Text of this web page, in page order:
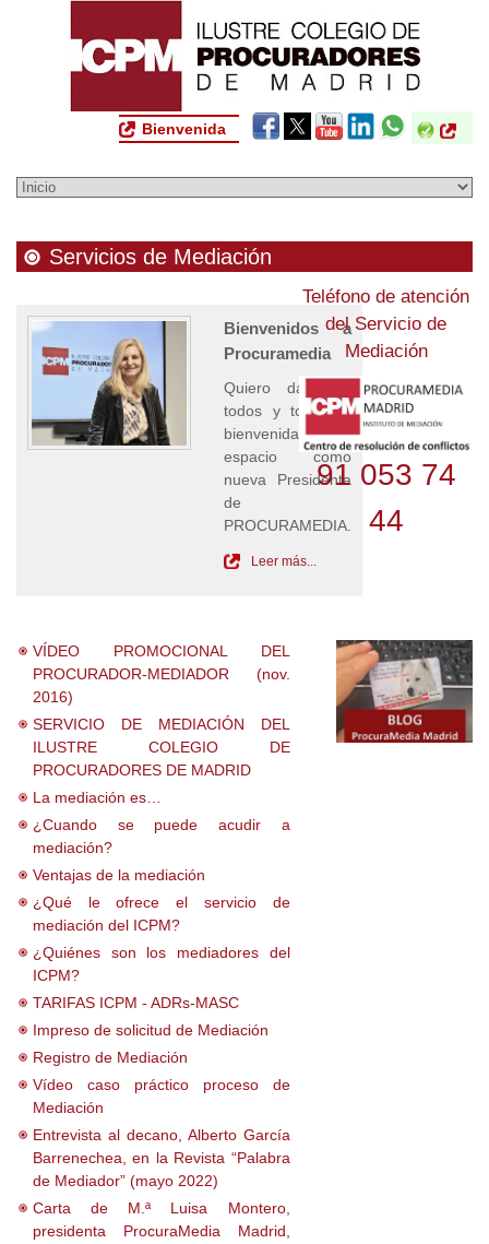
Bienvenida
Servicios de Mediación
Bienvenidos a
Procuramedia
Quiero daros a
todos y todas la
bienvenida a este
espacio como
nueva Presidenta
de
PROCURAMEDIA.
Leer más...
Teléfono de atención
del Servicio de
Mediación
91 053 74
44
VÍDEO PROMOCIONAL DEL
PROCURADOR-MEDIADOR (nov.
2016)
SERVICIO DE MEDIACIÓN DEL
ILUSTRE COLEGIO DE
PROCURADORES DE MADRID
La mediación es…
¿Cuando se puede acudir a
mediación?
Ventajas de la mediación
¿Qué le ofrece el servicio de
mediación del ICPM?
¿Quiénes son los mediadores del
ICPM?
TARIFAS ICPM - ADRs-MASC
Impreso de solicitud de Mediación
Registro de Mediación
Vídeo caso práctico proceso de
Mediación
Entrevista al decano, Alberto García
Barrenechea, en la Revista “Palabra
de Mediador” (mayo 2022)
Carta de M.ª Luisa Montero,
presidenta ProcuraMedia Madrid,